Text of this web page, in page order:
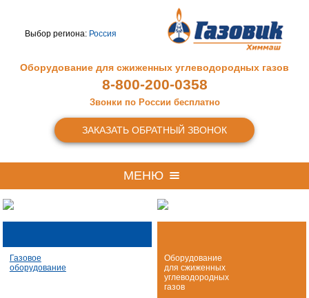
Выбор региона: Россия
Оборудование для сжиженных углеводородных газов
8-800-200-0358
Звонки по России бесплатно
ЗАКАЗАТЬ ОБРАТНЫЙ ЗВОНОК
МЕНЮ
Газовое
оборудование
Оборудование
для сжиженных
углеводородных
газов